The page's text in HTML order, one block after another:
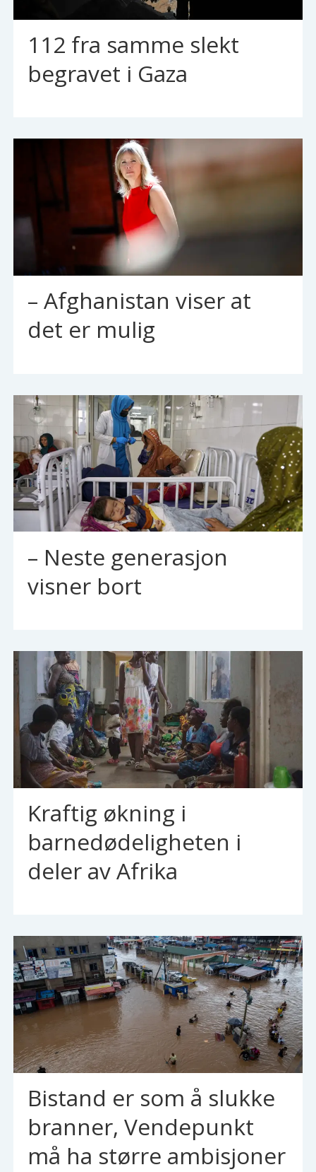
112 fra samme slekt
begravet i Gaza
– Afghanistan viser at
det er mulig
– Neste generasjon
visner bort
Kraftig økning i
barnedødeligheten i
deler av Afrika
Bistand er som å slukke
branner, Vendepunkt
må ha større ambisjoner